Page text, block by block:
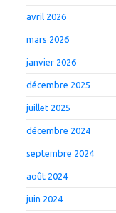
avril 2026
mars 2026
janvier 2026
décembre 2025
juillet 2025
décembre 2024
septembre 2024
août 2024
juin 2024